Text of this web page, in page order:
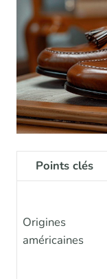
Points clés
Origines
américaines